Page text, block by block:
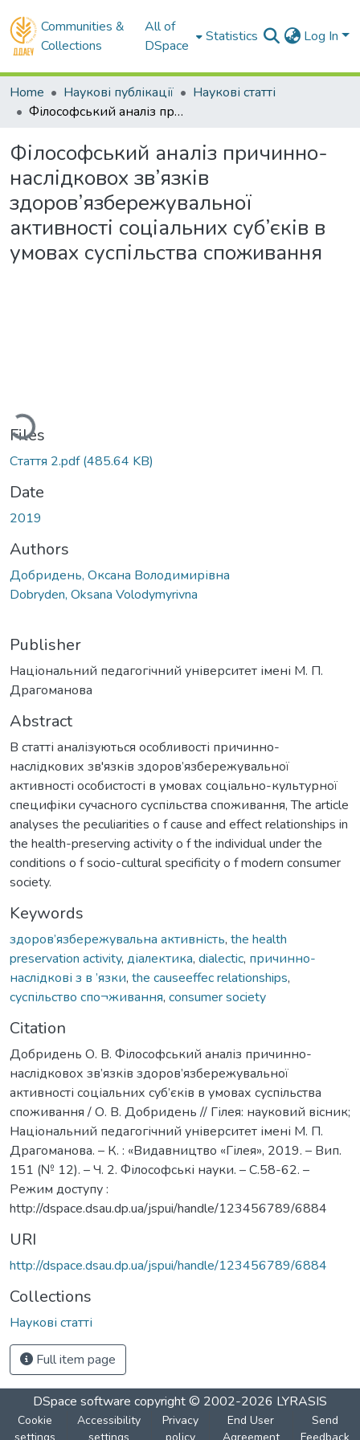
Communities &
Collections
All of
DSpace
Statistics Log In
Home Наукові публікації
Наукові статті
Філософський аналіз причинно-наслідковох зв’язків здоров’язбережувальної активності соціальних суб’єків в умовах суспільства споживання
Філософський аналіз причинно-
наслідковох зв’язків
здоров’язбережувальної
активності соціальних суб’єків в
умовах суспільства споживання
Files
Стаття 2.pdf(485.64 KB)
Date
2019
Authors
Добридень, Оксана Володимирівна
Dobryden, Oksana Volodymyrivna
Publisher
Національний педагогічний університет імені М. П.
Драгоманова
Abstract
В статті аналізуються особливості причинно-
наслідкових зв'язків здоров’язбережувальної
активності особистості в умовах соціально-культурної
специфіки сучасного суспільства споживання, The article
analyses the peculiarities o f cause and effect relationships in
the health-preserving activity o f the individual under the
conditions o f socio-cultural specificity o f modern consumer
society.
Keywords
здоров’язбережувальна активність, the health
preservation activity, діалектика, dialectic, причинно-
наслідкові з в ’язки, the causeeffec relationships,
суспільство спо¬живання, consumer society
Citation
Добридень О. В. Філософський аналіз причинно-
наслідковох зв’язків здоров’язбережувальної
активності соціальних суб’єків в умовах суспільства
споживання / О. В. Добридень // Гілея: науковий вісник;
Національний педагогічний університет імені М. П.
Драгоманова. – К. : «Видавництво «Гілея», 2019. – Вип.
151 (№ 12). – Ч. 2. Філософські науки. – С.58-62. –
Режим доступу :
http://dspace.dsau.dp.ua/jspui/handle/123456789/6884
URI
http://dspace.dsau.dp.ua/jspui/handle/123456789/6884
Collections
Наукові статті
Full item page
DSpace software copyright © 2002-2026 LYRASIS
Cookie
Accessibility
Privacy
End User
Send